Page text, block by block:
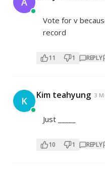
Vote for v
record
11 1 REPLY
K Kim teahyung 3
Just _____
10 1 REPLY